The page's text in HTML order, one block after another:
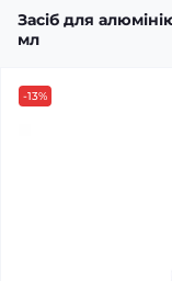
Засіб для
мл
-13%